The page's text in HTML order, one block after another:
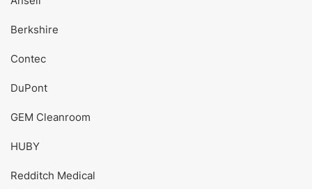
Berkshire
Contec
DuPont
GEM Cleanroom
HUBY
Redditch Medical